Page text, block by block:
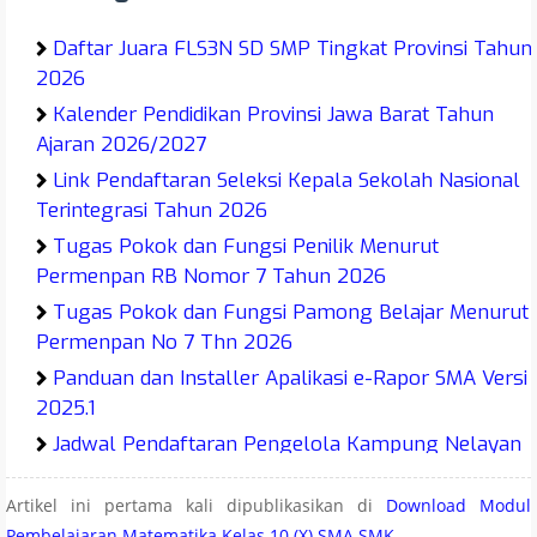
Daftar Juara FLS3N SD SMP Tingkat Provinsi Tahun
2026
Kalender Pendidikan Provinsi Jawa Barat Tahun
Ajaran 2026/2027
Link Pendaftaran Seleksi Kepala Sekolah Nasional
Terintegrasi Tahun 2026
Tugas Pokok dan Fungsi Penilik Menurut
Permenpan RB Nomor 7 Tahun 2026
Tugas Pokok dan Fungsi Pamong Belajar Menurut
Permenpan No 7 Thn 2026
Panduan dan Installer Apalikasi e-Rapor SMA Versi
2025.1
Jadwal Pendaftaran Pengelola Kampung Nelayan
Merah Putih (KNMP) Tahun 2026
Juknis O2SN SMA MA SMK Tahun 2026
Artikel ini pertama kali dipublikasikan di Download Modul